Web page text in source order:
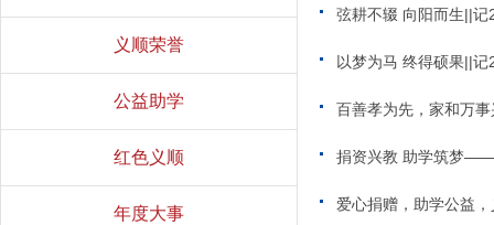
义顺荣誉
公益助学
红色义顺
年度大事
弦耕不辍 向阳而生||
以梦为马 终得硕果||
百善孝为先，家和万
捐资兴教 助学筑梦——
爱心捐赠，助学公益